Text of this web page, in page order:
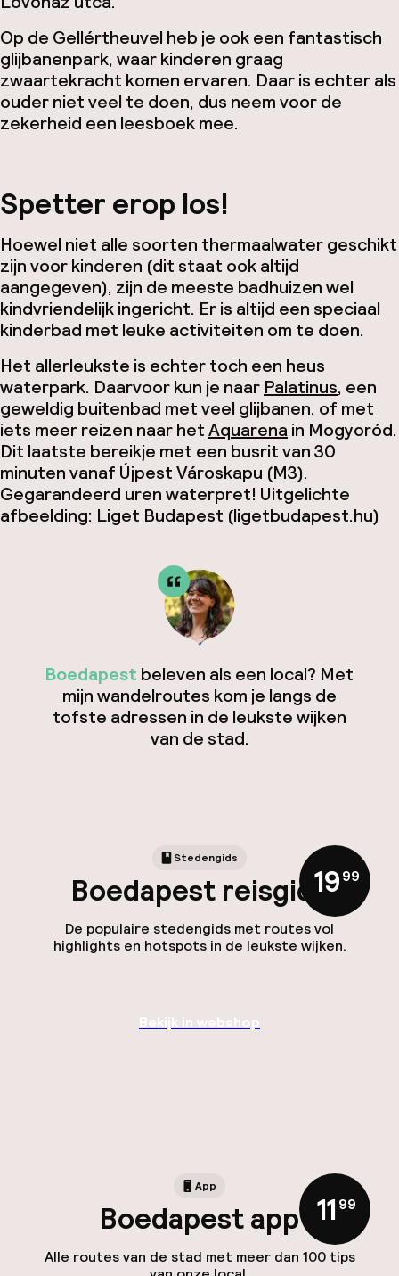
Op de Gellértheuvel heb je ook een fantastisch
glijbanenpark, waar kinderen graag
zwaartekracht komen ervaren. Daar is echter als
ouder niet veel te doen, dus neem voor de
zekerheid een leesboek mee.
Spetter erop los!
Hoewel niet alle soorten thermaalwater geschikt
zijn voor kinderen (dit staat ook altijd
aangegeven), zijn de meeste badhuizen wel
kindvriendelijk ingericht. Er is altijd een speciaal
kinderbad met leuke activiteiten om te doen.
Het allerleukste is echter toch een heus
waterpark. Daarvoor kun je naar Palatinus, een
geweldig buitenbad met veel glijbanen, of met
iets meer reizen naar hetAquarenain Mogyoród.
Dit laatste bereikje met een busrit van 30
minuten vanaf Újpest Városkapu (M3).
Gegarandeerd uren waterpret! Uitgelichte
afbeelding: Liget Budapest (ligetbudapest.hu)
Boedapest beleven als een local? Met
mijn wandelroutes kom je langs de
tofste adressen in de leukste wijken
van de stad.
Stedengids
Boedapest reisgids
De populaire stedengids met routes vol
highlights en hotspots in de leukste wijken.
19,99
Bekijk in webshop
App
Boedapest app
Alle routes van de stad met meer dan 100 tips
11 ,99